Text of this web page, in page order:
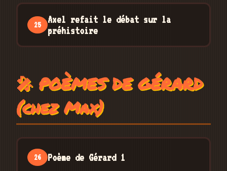
25
Axel refait le débat sur la
préhistoire
🎤 POÈMES DE GÉRARD
(chez Max)
26 Poème de Gérard 1